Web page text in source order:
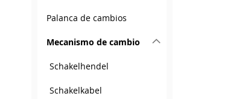
Palanca de cambios
Mecanismo de cambio
Schakelhendel
Schakelkabel